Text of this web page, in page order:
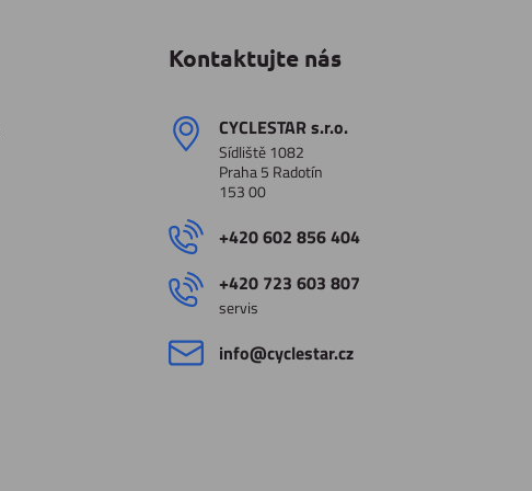
Kontaktujte nás
CYCLESTAR s​.r​.o​.
Sídliště 1082
Praha 5 Radotín
153 00
+420 602 856 404
+420 723 603 807
servis
info​@cyclestar​.cz